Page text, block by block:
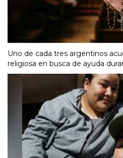
Uno de cada tres argentinos
religiosa en busca de ayuda